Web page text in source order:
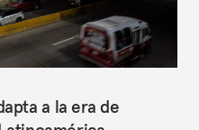
a la era de